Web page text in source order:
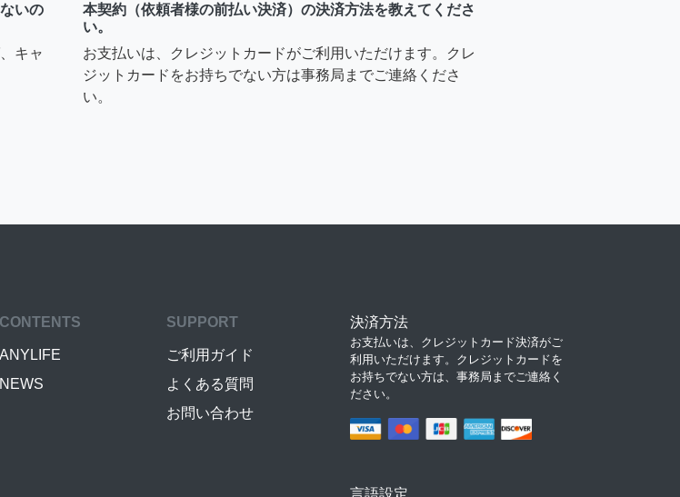
いの
キャ
本契約（依頼者様の前払い決済）の決済方法を教えてくださ
い。
お支払いは、クレジットカードがご利用いただけます。クレ
ジットカードをお持ちでない方は事務局までご連絡くださ
い。
CONTENTS
ANYLIFE
NEWS
SUPPORT
ご利用ガイド
よくある質問
お問い合わせ
決済方法
お支払いは、クレジットカード決済がご
利用いただけます。クレジットカードを
お持ちでない方は、事務局までご連絡く
ださい。
言語設定